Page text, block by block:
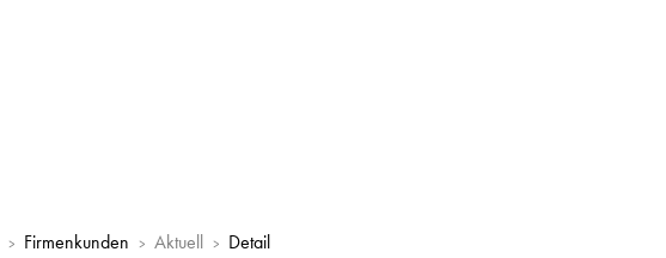
Firmenkunden Aktuell Detail